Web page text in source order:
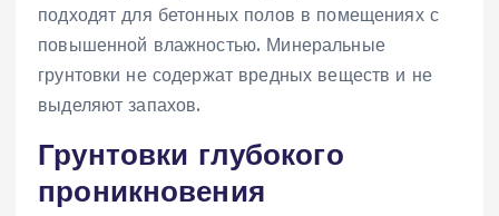
подходят для бетонных полов в помещениях с
повышенной влажностью. Минеральные
грунтовки не содержат вредных веществ и не
выделяют запахов.
Грунтовки глубокого
проникновения